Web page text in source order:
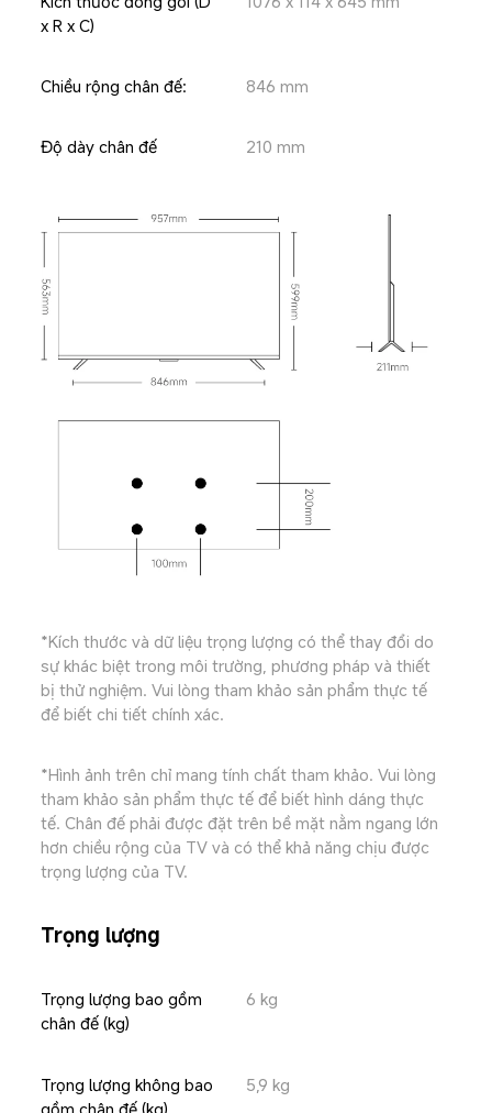
x R x C)
Chiều rộng chân đế: 846 mm
Độ dày chân đế 210 mm
*Kích thước và dữ liệu trọng lượng có thể thay đổi do
sự khác biệt trong môi trường, phương pháp và thiết
bị thử nghiệm. Vui lòng tham khảo sản phẩm thực tế
để biết chi tiết chính xác.
*Hình ảnh trên chỉ mang tính chất tham khảo. Vui lòng
tham khảo sản phẩm thực tế để biết hình dáng thực
tế. Chân đế phải được đặt trên bề mặt nằm ngang lớn
hơn chiều rộng của TV và có thể khả năng chịu được
trọng lượng của TV.
Trọng lượng
Trọng lượng bao gồm
chân đế (kg)
6 kg
Trọng lượng không bao
gồm chân đế (kg)
5,9 kg